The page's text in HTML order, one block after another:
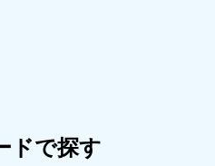
ドで探す